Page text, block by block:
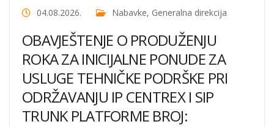
04.08.2026. Nabavke, Generalna direkcija
OBAVJEŠTENJE O PRODUŽENJU
ROKA ZA INICIJALNE PONUDE ZA
USLUGE TEHNIČKE PODRŠKE PRI
ODRŽAVANJU IP CENTREX I SIP
TRUNK PLATFORME BROJ: